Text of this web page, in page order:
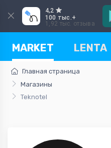
4,2
100 тыс.+
1,92 тыс. отзыва
MARKET LENTA
Главная страница
Магазины
Teknotel